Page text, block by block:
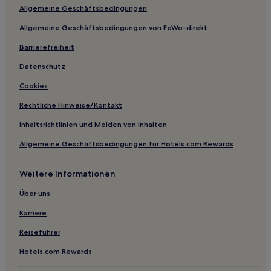
Sektor 5: Hotels
Hotels nahe Bazilescu Park
Sektor 1: Hotels
Hotels nahe Theodor Aman Museum
Hotels nahe Casino im JW Marriott Bucharest Grand Hotel
Lupeasca: Hotels
Hotels nahe Bulandra Theater - Izvor Halle
Hotels nahe Parlamentspalast
Hotels nahe Vasile Urseanu Astronomisches
Allgemeine Geschäftsbedingungen
Allgemeine Geschäftsbedingungen von FeWo-direkt
Barrierefreiheit
Datenschutz
Cookies
Rechtliche Hinweise/Kontakt
Inhaltsrichtlinien und Melden von Inhalten
Allgemeine Geschäftsbedingungen für Hotels.com Rewards
Weitere Informationen
Über uns
Karriere
Reiseführer
Hotels.com Rewards